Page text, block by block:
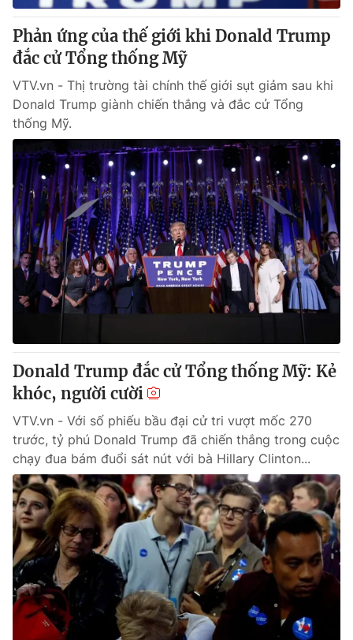
Phản ứng của thế giới khi Donald Trump
đắc cử Tổng thống Mỹ
VTV.vn - Thị trường tài chính thế giới sụt giảm sau khi
Donald Trump giành chiến thắng và đắc cử Tổng
thống Mỹ.
Donald Trump đắc cử Tổng thống Mỹ: Kẻ
khóc, người cười
VTV.vn - Với số phiếu bầu đại cử tri vượt mốc 270
trước, tỷ phú Donald Trump đã chiến thắng trong cuộc
chạy đua bám đuổi sát nút với bà Hillary Clinton...